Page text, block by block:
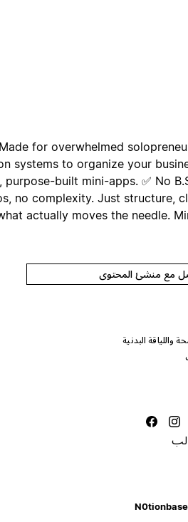
🚀 Made for overwhelmed
Notion systems to organize your
real, purpose-built mini-apps. ✅
chaos, no complexity. Just
on what actually moves the
المحتوى
البدنية